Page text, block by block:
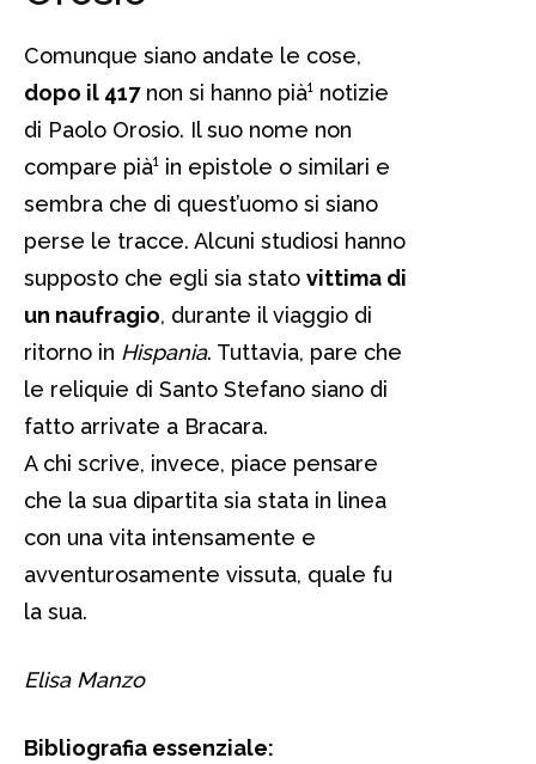
Comunque siano andate le cose,
dopo il 417non si hanno pià¹ notizie
di Paolo Orosio. Il suo nome non
compare pià¹ in epistole o similari e
sembra che di quest’uomo si siano
perse le tracce. Alcuni studiosi hanno
supposto che egli sia stato vittima di
un naufragio, durante il viaggio di
ritorno in Hispania. Tuttavia, pare che
le reliquie di Santo Stefano siano di
fatto arrivate a Bracara.
A chi scrive, invece, piace pensare
che la sua dipartita sia stata in linea
con una vita intensamente e
avventurosamente vissuta, quale fu
la sua.
Elisa Manzo
Bibliografia essenziale: